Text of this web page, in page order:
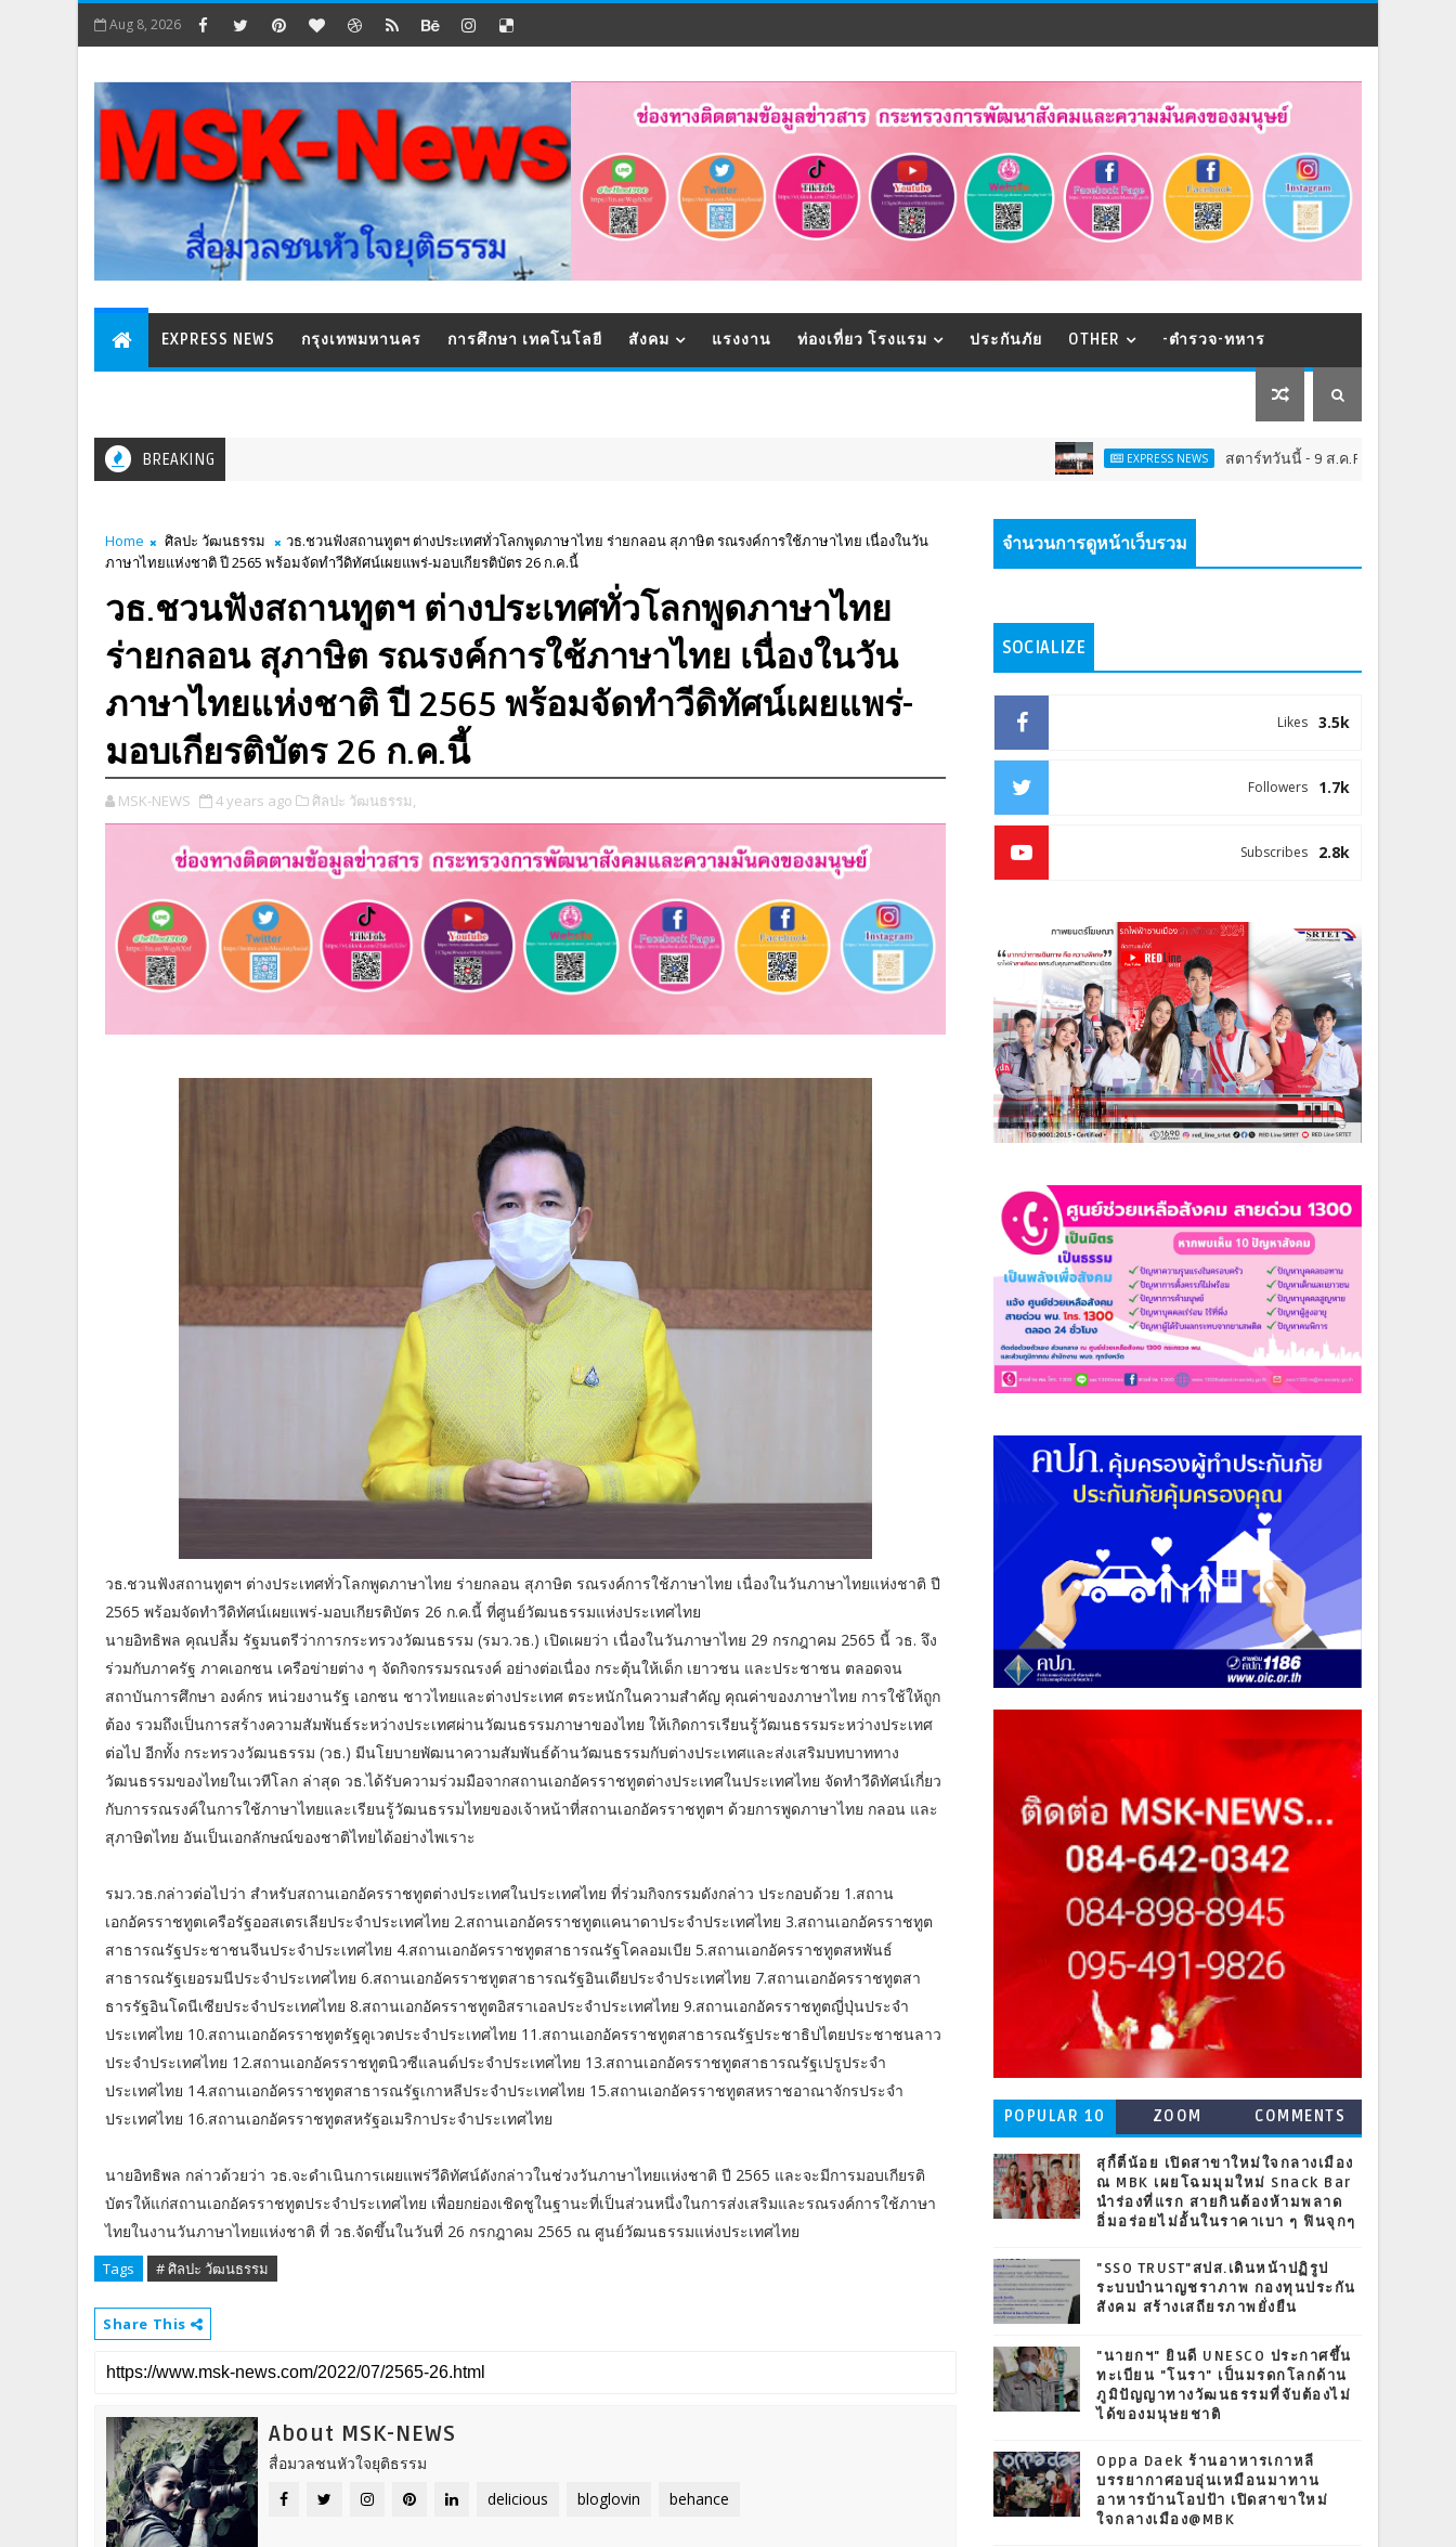
Aug 8, 2026
EXPRESS NEWS กรุงเทพมหานคร การศึกษา เทคโนโลยี สังคม แรงงาน ท่องเที่ยว โรงแรม ประกันภัย OTHER -ตำรวจ-ทหาร
BREAKING EXPRESS NEWS สตาร์ทวันนี้ - 9 ส.ค.Franchise Expo Thailand
Home ศิลปะ วัฒนธรรม
วธ.ชวนฟังสถานทูตฯ ต่างประเทศทั่วโลกพูดภาษาไทย ร่ายกลอน สุภาษิต รณรงค์การใช้ภาษาไทย เนื่องในวัน
ภาษาไทยแห่งชาติ ปี 2565 พร้อมจัดทำวีดิทัศน์เผยแพร่-มอบเกียรติบัตร 26 ก.ค.นี้
วธ.ชวนฟังสถานทูตฯ ต่างประเทศทั่วโลกพูดภาษาไทย
ร่ายกลอน สุภาษิต รณรงค์การใช้ภาษาไทย เนื่องในวัน
ภาษาไทยแห่งชาติ ปี 2565 พร้อมจัดทำวีดิทัศน์เผยแพร่-
มอบเกียรติบัตร 26 ก.ค.นี้
MSK-NEWS 4 years ago ศิลปะ วัฒนธรรม,
วธ.ชวนฟังสถานทูตฯ ต่างประเทศทั่วโลกพูดภาษาไทย ร่ายกลอน สุภาษิต รณรงค์การใช้ภาษาไทย เนื่องในวันภาษาไทยแห่งชาติ ปี
2565 พร้อมจัดทำวีดิทัศน์เผยแพร่-มอบเกียรติบัตร 26 ก.ค.นี้ ที่ศูนย์วัฒนธรรมแห่งประเทศไทย
นายอิทธิพล คุณปลื้ม รัฐมนตรีว่าการกระทรวงวัฒนธรรม (รมว.วธ.) เปิดเผยว่า เนื่องในวันภาษาไทย 29 กรกฎาคม 2565 นี้ วธ. จึง
ร่วมกับภาครัฐ ภาคเอกชน เครือข่ายต่าง ๆ จัดกิจกรรมรณรงค์ อย่างต่อเนื่อง กระตุ้นให้เด็ก เยาวชน และประชาชน ตลอดจน
สถาบันการศึกษา องค์กร หน่วยงานรัฐ เอกชน ชาวไทยและต่างประเทศ ตระหนักในความสำคัญ คุณค่าของภาษาไทย การใช้ให้ถูก
ต้อง รวมถึงเป็นการสร้างความสัมพันธ์ระหว่างประเทศผ่านวัฒนธรรมภาษาของไทย ให้เกิดการเรียนรู้วัฒนธรรมระหว่างประเทศ
ต่อไป อีกทั้ง กระทรวงวัฒนธรรม (วธ.) มีนโยบายพัฒนาความสัมพันธ์ด้านวัฒนธรรมกับต่างประเทศและส่งเสริมบทบาททาง
วัฒนธรรมของไทยในเวทีโลก ล่าสุด วธ.ได้รับความร่วมมือจากสถานเอกอัครราชทูตต่างประเทศในประเทศไทย จัดทำวีดิทัศน์เกี่ยว
กับการรณรงค์ในการใช้ภาษาไทยและเรียนรู้วัฒนธรรมไทยของเจ้าหน้าที่สถานเอกอัครราชทูตฯ ด้วยการพูดภาษาไทย กลอน และ
สุภาษิตไทย อันเป็นเอกลักษณ์ของชาติไทยได้อย่างไพเราะ
รมว.วธ.กล่าวต่อไปว่า สำหรับสถานเอกอัครราชทูตต่างประเทศในประเทศไทย ที่ร่วมกิจกรรมดังกล่าว ประกอบด้วย 1.สถาน
เอกอัครราชทูตเครือรัฐออสเตรเลียประจำประเทศไทย 2.สถานเอกอัครราชทูตแคนาดาประจำประเทศไทย 3.สถานเอกอัครราชทูต
สาธารณรัฐประชาชนจีนประจำประเทศไทย 4.สถานเอกอัครราชทูตสาธารณรัฐโคลอมเบีย 5.สถานเอกอัครราชทูตสหพันธ์
สาธารณรัฐเยอรมนีประจำประเทศไทย 6.สถานเอกอัครราชทูตสาธารณรัฐอินเดียประจำประเทศไทย 7.สถานเอกอัครราชทูตสา
ธารรัฐอินโดนีเซียประจำประเทศไทย 8.สถานเอกอัครราชทูตอิสราเอลประจำประเทศไทย 9.สถานเอกอัครราชทูตญี่ปุ่นประจำ
ประเทศไทย 10.สถานเอกอัครราชทูตรัฐคูเวตประจำประเทศไทย 11.สถานเอกอัครราชทูตสาธารณรัฐประชาธิปไตยประชาชนลาว
ประจำประเทศไทย 12.สถานเอกอัครราชทูตนิวซีแลนด์ประจำประเทศไทย 13.สถานเอกอัครราชทูตสาธารณรัฐเปรูประจำ
ประเทศไทย 14.สถานเอกอัครราชทูตสาธารณรัฐเกาหลีประจำประเทศไทย 15.สถานเอกอัครราชทูตสหราชอาณาจักรประจำ
ประเทศไทย 16.สถานเอกอัครราชทูตสหรัฐอเมริกาประจำประเทศไทย
นายอิทธิพล กล่าวด้วยว่า วธ.จะดำเนินการเผยแพร่วีดิทัศน์ดังกล่าวในช่วงวันภาษาไทยแห่งชาติ ปี 2565 และจะมีการมอบเกียรติ
บัตรให้แก่สถานเอกอัครราชทูตประจำประเทศไทย เพื่อยกย่องเชิดชูในฐานะที่เป็นส่วนหนึ่งในการส่งเสริมและรณรงค์การใช้ภาษา
ไทยในงานวันภาษาไทยแห่งชาติ ที่ วธ.จัดขึ้นในวันที่ 26 กรกฎาคม 2565 ณ ศูนย์วัฒนธรรมแห่งประเทศไทย
Tags # ศิลปะ วัฒนธรรม
Share This
About MSK-NEWS
สื่อมวลชนหัวใจยุติธรรม
delicious
bloglovin behance
จำนวนการดูหน้าเว็บรวม
SOCIALIZE
3.5k
Likes
1.7k
Followers
2.8k
Subscribes
POPULAR 10 ZOOM COMMENTS
สุกี้ตี๋น้อย เปิดสาขาใหม่ใจกลางเมือง
ณ MBK เผยโฉมมุมใหม่ Snack Bar
นำร่องที่แรก สายกินต้องห้ามพลาด
อิ่มอร่อยไม่อั้นในราคาเบา ๆ ฟินจุกๆ
"SSO TRUST"สปส.เดินหน้าปฏิรูป
ระบบบำนาญชราภาพ กองทุนประกัน
สังคม สร้างเสถียรภาพยั่งยืน
"นายกฯ" ยินดี UNESCO ประกาศขึ้น
ทะเบียน "โนรา" เป็นมรดกโลกด้าน
ภูมิปัญญาทางวัฒนธรรมที่จับต้องไม่
ได้ของมนุษยชาติ
Oppa Daek ร้านอาหารเกาหลี
บรรยากาศอบอุ่นเหมือนมาทาน
อาหารบ้านโอปป้า เปิดสาขาใหม่
ใจกลางเมือง@MBK